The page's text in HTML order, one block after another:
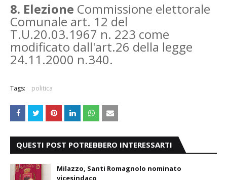
8. Elezione Commissione elettorale
Comunale art. 12 del
T.U.20.03.1967 n. 223 come
modificato dall'art.26 della legge
24.11.2000 n.340.
Tags: politica
QUESTI POST POTREBBERO INTERESSARTI
Milazzo, Santi Romagnolo nominato
vicesindaco